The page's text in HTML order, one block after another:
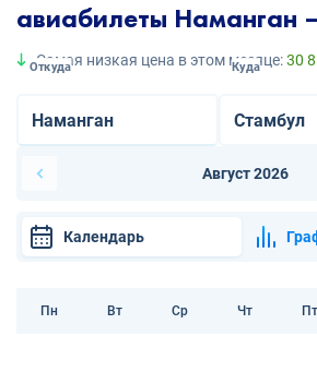
авиабилеты Наманган
Самая низкая цена в этом месяце:30
Откуда Куда
Август 2026
Календарь
Пн Вт Ср Чт Пт